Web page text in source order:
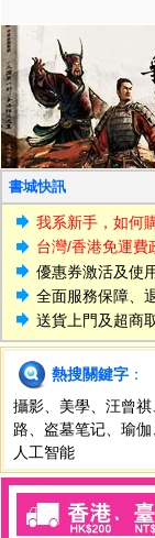
書城快訊
我系新手，如何
台灣/香港免運費
優惠券激活及使
全面服務保障、
送貨上門及超商
熱搜關鍵字 ：
攝影
美學 汪曾祺
路
盗墓笔记 瑜伽
人工智能